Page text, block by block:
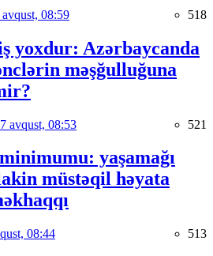
08:59 518
yoxdur: Azərbaycanda
məşğulluğuna
avqust, 08:53 521
yaşamağı
müstəqil həyata
08:44 513